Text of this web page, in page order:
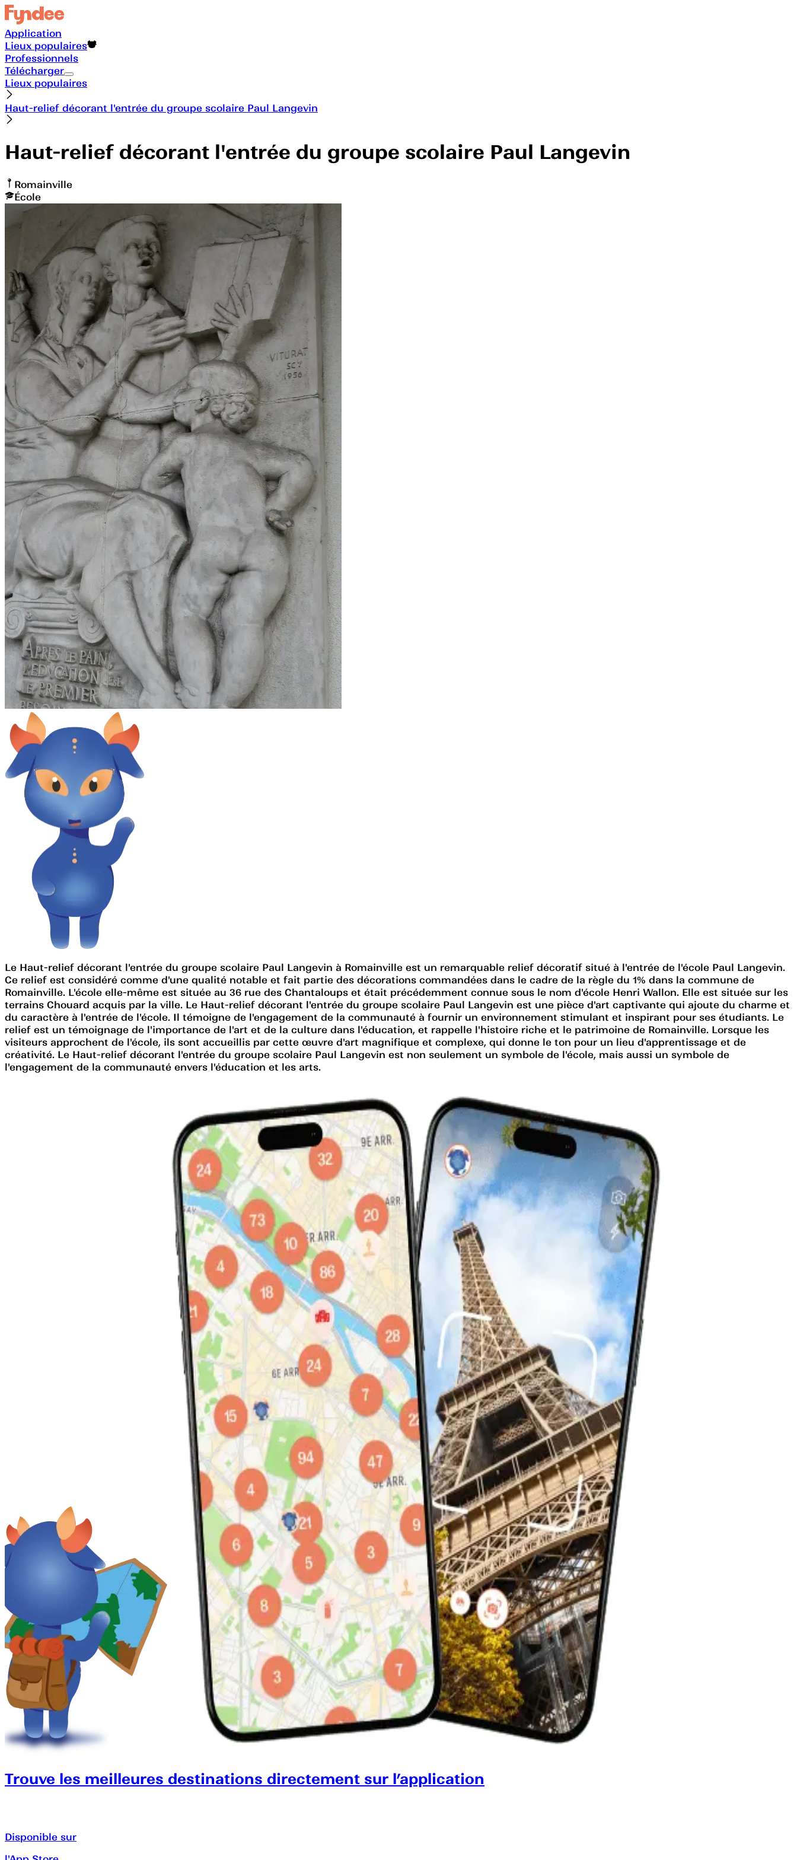
Application
Lieux populaires
Professionnels
Télécharger
Lieux populaires
Haut-relief décorant l'entrée du groupe scolaire Paul Langevin
Haut-relief décorant l'entrée du groupe scolaire Paul Langevin
Romainville
École
Le Haut-relief décorant l'entrée du groupe scolaire Paul Langevin à Romainville est un remarquable relief décoratif situé à l'entrée de l'école Paul Langevin.
Ce relief est considéré comme d'une qualité notable et fait partie des décorations commandées dans le cadre de la règle du 1% dans la commune de
Romainville. L'école elle-même est située au 36 rue des Chantaloups et était précédemment connue sous le nom d'école Henri Wallon. Elle est située sur les
terrains Chouard acquis par la ville. Le Haut-relief décorant l'entrée du groupe scolaire Paul Langevin est une pièce d'art captivante qui ajoute du charme et
du caractère à l'entrée de l'école. Il témoigne de l'engagement de la communauté à fournir un environnement stimulant et inspirant pour ses étudiants. Le
relief est un témoignage de l'importance de l'art et de la culture dans l'éducation, et rappelle l'histoire riche et le patrimoine de Romainville. Lorsque les
visiteurs approchent de l'école, ils sont accueillis par cette œuvre d'art magnifique et complexe, qui donne le ton pour un lieu d'apprentissage et de
créativité. Le Haut-relief décorant l'entrée du groupe scolaire Paul Langevin est non seulement un symbole de l'école, mais aussi un symbole de
l'engagement de la communauté envers l'éducation et les arts.
Trouve les meilleures destinations directement sur l’application
Disponible sur